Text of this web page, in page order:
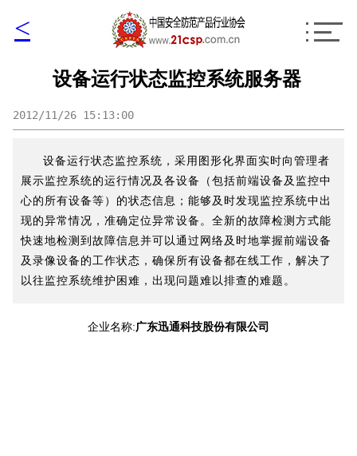
<
设备运行状态监控系统服务器
2012/11/26 15:13:00
设备运行状态监控系统，采用图形化界面实时向管理者
展示监控系统的运行情况及各设备（包括前端设备及监控中
心的所有设备等）的状态信息；能够及时发现监控系统中出
现的异常情况，准确定位异常设备。全新的故障检测方式能
快速地检测到故障信息并可以通过网络及时地掌握前端设备
及录像设备的工作状态，确保所有设备都在线工作，解决了
以往监控系统维护困难，出现问题难以排查的难题。
企业名称:广东迅通科技股份有限公司